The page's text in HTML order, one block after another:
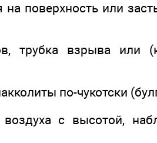
поверхность или
трубка взрыва или
по-чукотски
с высотой,